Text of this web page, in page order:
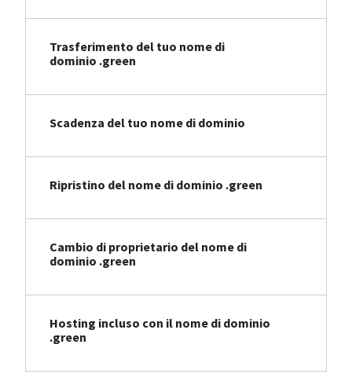
Trasferimento del tuo nome di
dominio .green
Scadenza del tuo nome di dominio
Ripristino del nome di dominio .green
Cambio di proprietario del nome di
dominio .green
Hosting incluso con il nome di dominio
.green